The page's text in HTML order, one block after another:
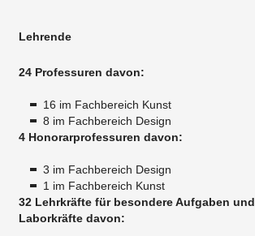
Lehrende
24 Professuren davon:
16 im Fachbereich Kunst
8 im Fachbereich Design
4 Honorarprofessuren davon:
3 im Fachbereich Design
1 im Fachbereich Kunst
32 Lehrkräfte für besondere Aufgaben und
Laborkräfte davon: